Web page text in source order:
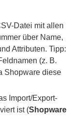
Datei mit allen
über Name,
Attributen. Tipp:
(z. B.
Shopware diese
Import/Export-
ist (Shopware